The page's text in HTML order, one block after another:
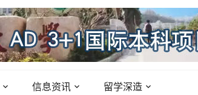
信息资讯 留学深造